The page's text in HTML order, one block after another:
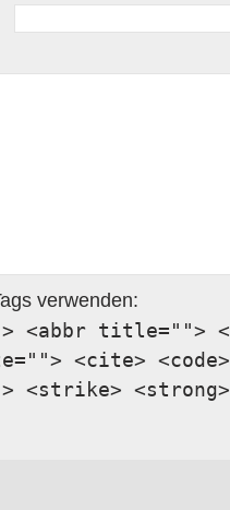
verwenden:
<abbr title="">
<cite>
<strike> <strong>